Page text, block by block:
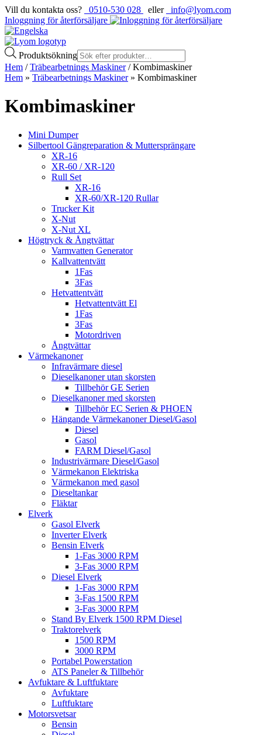
Vill du kontakta oss? 0510-530 028 eller
info@lyom.com
Inloggning för återförsäljare
Produktsökning
Hem /Träbearbetnings Maskiner/ Kombimaskiner
Hem » Träbearbetnings Maskiner» Kombimaskiner
Kombimaskiner
Mini Dumper
Silbertool Gängreparation & Muttersprängare
XR-16
XR-60 / XR-120
Rull Set
XR-16
XR-60/XR-120 Rullar
Trucker Kit
X-Nut
X-Nut XL
Högtryck & Ångtvättar
Varmvatten Generator
Kallvattentvätt
1Fas
3Fas
Hetvattentvätt
Hetvattentvätt El
1Fas
3Fas
Motordriven
Ångtvättar
Värmekanoner
Infravärmare diesel
Dieselkanoner utan skorsten
Tillbehör GE Serien
Dieselkanoner med skorsten
Tillbehör EC Serien & PHOEN
Hängande Värmekanoner Diesel/Gasol
Diesel
Gasol
FARM Diesel/Gasol
Industrivärmare Diesel/Gasol
Värmekanon Elektriska
Värmekanon med gasol
Dieseltankar
Fläktar
Elverk
Gasol Elverk
Inverter Elverk
Bensin Elverk
1-Fas 3000 RPM
3-Fas 3000 RPM
Diesel Elverk
1-Fas 3000 RPM
3-Fas 1500 RPM
3-Fas 3000 RPM
Stand By Elverk 1500 RPM Diesel
Traktorelverk
1500 RPM
3000 RPM
Portabel Powerstation
ATS Paneler & Tillbehör
Avfuktare & Luftfuktare
Avfuktare
Luftfuktare
Motorsvetsar
Bensin